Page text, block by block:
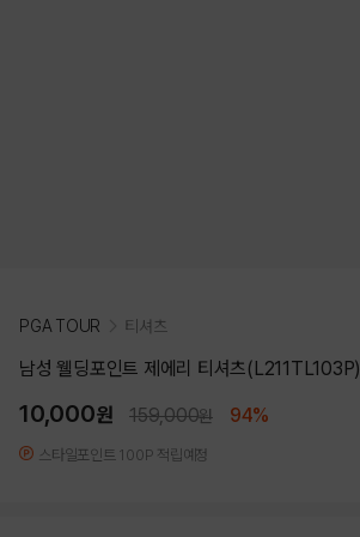
PGA TOUR 티셔츠
남성 웰딩포인트 제에리 티셔츠(L211TL103P)
10,000원 159,000원 94%
스타일포인트 100P 적립예정